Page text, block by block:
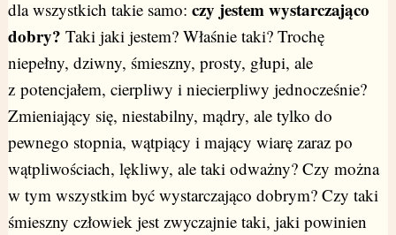
dla wszystkich takie samo: czy jestem wystarczająco
dobry? Taki jaki jestem? Właśnie taki? Trochę
niepełny, dziwny, śmieszny, prosty, głupi, ale
z potencjałem, cierpliwy i niecierpliwy jednocześnie?
Zmieniający się, niestabilny, mądry, ale tylko do
pewnego stopnia, wątpiący i mający wiarę zaraz po
wątpliwościach, lękliwy, ale taki odważny? Czy można
w tym wszystkim być wystarczająco dobrym? Czy taki
śmieszny człowiek jest zwyczajnie taki, jaki powinien